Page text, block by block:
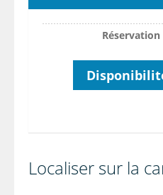
Localiser sur la